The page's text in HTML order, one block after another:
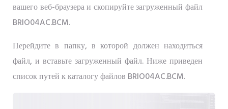
вашего веб-браузера и скопируйте загруженный файл
BRIO04AC.BCM.
Перейдите в папку, в которой должен находиться
файл, и вставьте загруженный файл. Ниже приведен
список путей к каталогу файлов BRIO04AC.BCM.